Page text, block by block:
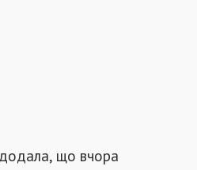
що вчора